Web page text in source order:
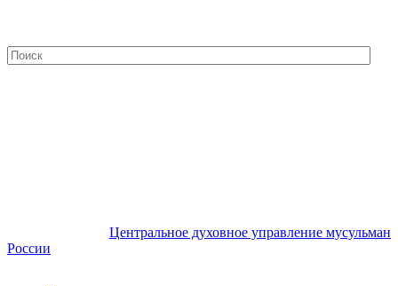
Центральное духовное управление мусульман
России